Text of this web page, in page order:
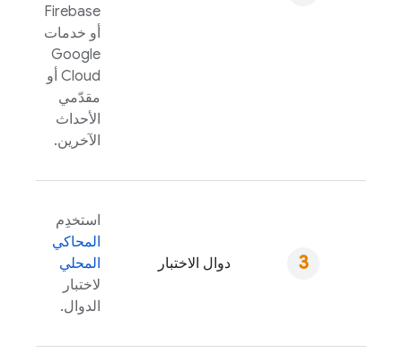
Firebase
أو خدمات
Google
Cloud أو
مقدّمي
الأحداث
الآخرين.
دوال الاختبار
استخدِم
المحاكي
المحلي
لاختبار
الدوال.